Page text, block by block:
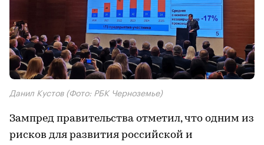
Данил Кустов (Фото: РБК Черноземье)
Зампред правительства отметил, что одним из
рисков для развития российской и